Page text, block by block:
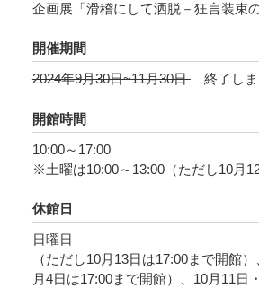
素襖や長裃には型染によるしゃ
る肩衣には、観客の意表をつく
な模様や可笑しみを誘うような
れます。
本展覧会では、表情豊かな狂言
洒脱な表現が心を和ませてくれ
めて展示いたします。
企画展「滑稽にして洒脱－狂言装束の
開催期間
2024年9月30日~11月30日
終了し
開館時間
10:00～17:00
※土曜は10:00～13:00（ただし10月12
休館日
日曜日
（ただし10月13日は17:00まで開館
月4日は17:00まで開館）、10月11日